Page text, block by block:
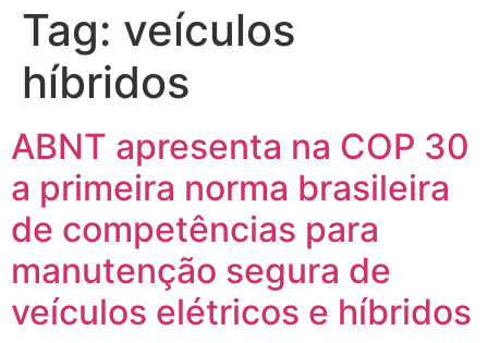
Tag: veículos
híbridos
ABNT apresenta na COP 30
a primeira norma brasileira
de competências para
manutenção segura de
veículos elétricos e híbridos